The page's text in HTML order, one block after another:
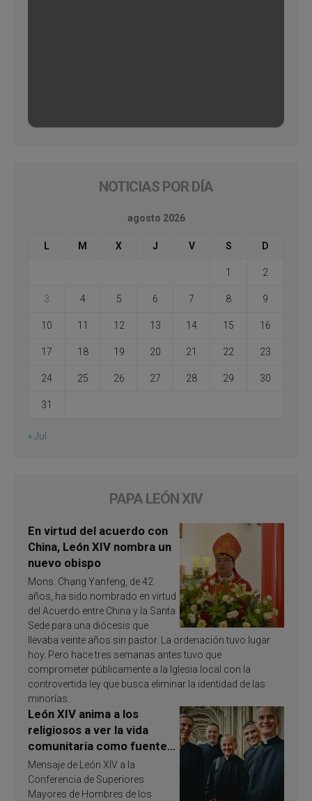
NOTICIAS POR DÍA
agosto 2026
L M X J V S D
1 2
3 4 5 6 7 8 9
10 11 12 13 14 15 16
17 18 19 20 21 22 23
24 25 26 27 28 29 30
31
« Jul
PAPA LEÓN XIV
En virtud del acuerdo con
China, León XIV nombra un
nuevo obispo
Mons. Chang Yanfeng, de 42
años, ha sido nombrado en virtud
del Acuerdo entre China y la Santa
Sede para una diócesis que
llevaba veinte años sin pastor. La ordenación tuvo lugar
hoy. Pero hace tres semanas antes tuvo que
comprometer públicamente a la Iglesia local con la
controvertida ley que busca eliminar la identidad de las
minorías.
León XIV anima a los
religiosos a ver la vida
comunitaria como fuente
de inspiración y
santificación
Mensaje de León XIV a la
Conferencia de Superiores
Mayores de Hombres de los